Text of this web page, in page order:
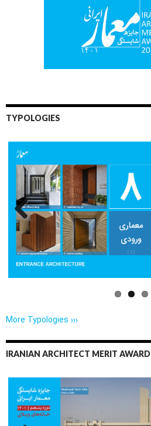
TYPOLOGIES
Previo
us
More Typologies ›››
IRANIAN ARCHITECT MERIT AWARD